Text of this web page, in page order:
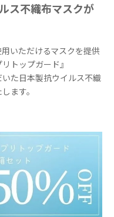
ス不織布マスクが
いただけるマスクを提供
トップガード』
た日本製抗ウイルス不織
ます。